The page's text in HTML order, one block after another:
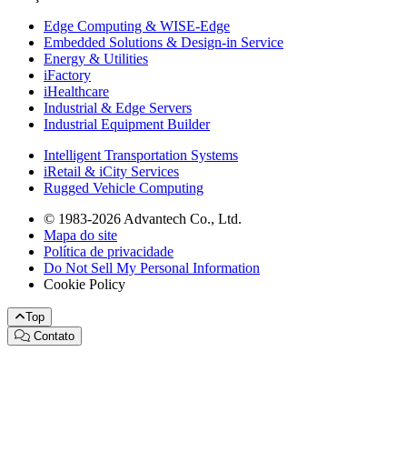
Edge Computing & WISE-Edge
Embedded Solutions & Design-in Service
Energy & Utilities
iFactory
iHealthcare
Industrial & Edge Servers
Industrial Equipment Builder
Intelligent Transportation Systems
iRetail & iCity Services
Rugged Vehicle Computing
© 1983-2026 Advantech Co., Ltd.
Mapa do site
Política de privacidade
Do Not Sell My Personal Information
Cookie Policy
Top
Contato